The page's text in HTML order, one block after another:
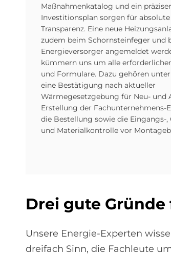
Maßnahmenkatalog und ein präziser
Investitionsplan sorgen für absolute
Transparenz. Eine neue
zudem beim Schornsteinfeger und
Energieversorger angemeldet
kümmern uns um alle
und Formulare. Dazu gehören
eine Bestätigung nach aktueller
Wärmegesetzgebung für Neu- und
Erstellung der Fachunternehmens-
die Bestellung sowie die Eingangs-,
und Materialkontrolle vor
Drei gute
Unsere Energie-Experten
dreifach Sinn, die Fachleute